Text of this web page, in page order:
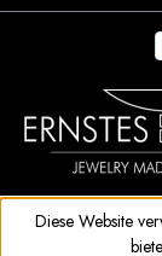
Diese Website